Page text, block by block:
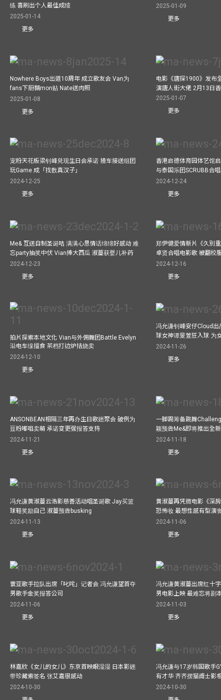
练 喜刷出个人最佳成绩
2025-01-14
更多
2025-01-09
更多
Nowhere Boys出道10周年 成立歌友会 Van为
fans下厨黐mon贴 Nate送肉照
2025-01-08
更多
电影《唐探1900》发布
演唐人街大佬 2月13日
2025-01-07
更多
宠粉天花板梁钊峰兑现生日会承诺 揸车接送组团
玩Game 成「找数真汉子」
2024-12-25
更多
香港启德体育园体艺馆
与泰国乐团SCRUBB合
2024-12-24
更多
Me& 互送自制圣诞咭 满满心思情话绵绵好感动 难
忘party抽奖中伏 Vian捧大西瓜 淑蔓获婴儿补药
2024-12-23
更多
郑伊健爱情新片《久別
卓贤合唱电影歌 被翻校
2024-12-16
更多
拍片探索本地文化 Vian与外佣舞团Battle Evelyn
沿电车缐搵食 茶档打边炉拮烧卖
2024-12-10
更多
冯允谦钊峰安仔Cloud
球女神谭旻萱狂入球 为
2024-11-26
更多
ANSONBEAN相隔三年再办生日歌迷聚会 破例为
豆粉嘟咀卖萌 承诺变更强报答支持
2024-11-21
更多
一脚踢筹备跳舞
颖预告Me&即将推出全
2024-11-18
更多
冯允谦黄淑蔓云浩影慈善活动唱圣诞歌 Jay买篮
球鞋奖励自己 淑蔓预告busking
2024-11-13
更多
黄淑蔓再凭微电影《深
恐怖妆 最想性感有型演
2024-11-06
更多
寰亚歌手拉队出席「叱咤」记者会 冯允谦望首夺
男歌手金奖报答公司
2024-11-06
更多
冯允谦黄淑蔓出席红十
男电影上映 最难忘将剧
2024-11-03
更多
林嘉欣《女儿的女儿》东京首映眼湿湿 日本影迷
带珍藏索签名 张艾嘉很感动
2024-10-30
冯允谦与17岁韩国歌手
有才华 齐齐摆猫甫士影
2024-10-30